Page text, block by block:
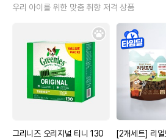
우리 아이를 위한 맞춤 취향 저격 상품
그리니즈 오리지널 티니 130
[2개세트] 리